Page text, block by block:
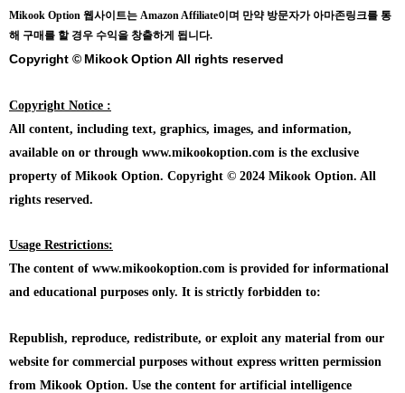
Mikook Option 웹사이트는 Amazon Affiliate이며 만약 방문자가 아마존링크를 통
해 구매를 할 경우 수익을 창출하게 됩니다.
Copyright © Mikook Option All rights reserved
Copyright Notice :
All content, including text, graphics, images, and information,
available on or through www.mikookoption.com is the exclusive
property of Mikook Option. Copyright © 2024 Mikook Option. All
rights reserved.
Usage Restrictions:
The content of www.mikookoption.com is provided for informational
and educational purposes only. It is strictly forbidden to:
Republish, reproduce, redistribute, or exploit any material from our
website for commercial purposes without express written permission
from Mikook Option. Use the content for artificial intelligence